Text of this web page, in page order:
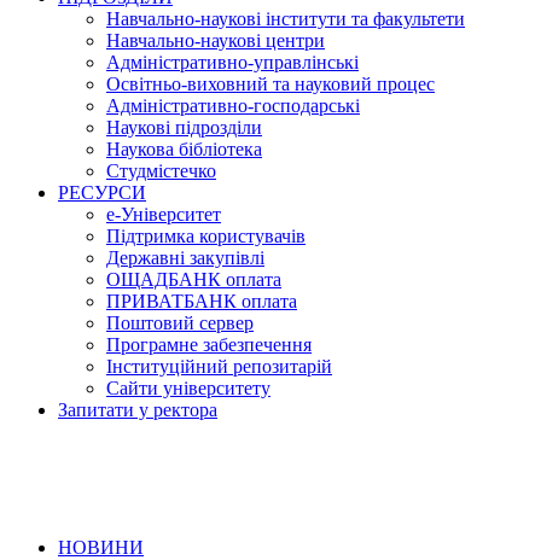
Навчально-наукові інститути та факультети
Навчально-наукові центри
Адміністративно-управлінські
Освітньо-виховний та науковий процес
Адміністративно-господарські
Наукові підрозділи
Наукова бібліотека
Студмістечко
РЕСУРСИ
е-Університет
Підтримка користувачів
Державні закупівлі
ОЩАДБАНК оплата
ПРИВАТБАНК оплата
Поштовий сервер
Програмне забезпечення
Інституційний репозитарій
Сайти університету
Запитати у ректора
НОВИНИ